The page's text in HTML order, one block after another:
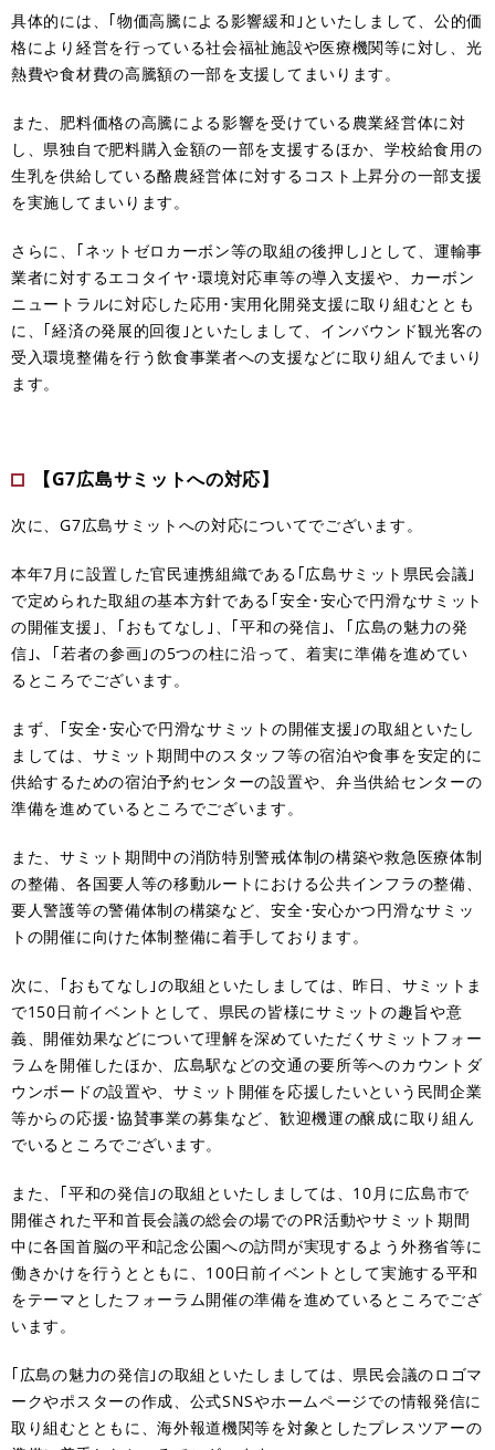
具体的には、｢物価高騰による影響緩和｣といたしまして、公的価
格により経営を行っている社会福祉施設や医療機関等に対し、光
熱費や食材費の高騰額の一部を支援してまいります。
また、肥料価格の高騰による影響を受けている農業経営体に対
し、県独自で肥料購入金額の一部を支援するほか、学校給食用の
生乳を供給している酪農経営体に対するコスト上昇分の一部支援
を実施してまいります。
さらに、｢ネットゼロカーボン等の取組の後押し｣として、運輸事
業者に対するエコタイヤ･環境対応車等の導入支援や、カーボン
ニュートラルに対応した応用･実用化開発支援に取り組むととも
に、｢経済の発展的回復｣といたしまして、インバウンド観光客の
受入環境整備を行う飲食事業者への支援などに取り組んでまいり
ます。
【G7広島サミットへの対応】
次に、G7広島サミットへの対応についてでございます。
本年7月に設置した官民連携組織である｢広島サミット県民会議｣
で定められた取組の基本方針である｢安全･安心で円滑なサミット
の開催支援｣、｢おもてなし｣、｢平和の発信｣、｢広島の魅力の発
信｣、｢若者の参画｣の5つの柱に沿って、着実に準備を進めてい
るところでございます。
まず、｢安全･安心で円滑なサミットの開催支援｣の取組といたし
ましては、サミット期間中のスタッフ等の宿泊や食事を安定的に
供給するための宿泊予約センターの設置や、弁当供給センターの
準備を進めているところでございます。
また、サミット期間中の消防特別警戒体制の構築や救急医療体制
の整備、各国要人等の移動ルートにおける公共インフラの整備、
要人警護等の警備体制の構築など、安全･安心かつ円滑なサミッ
トの開催に向けた体制整備に着手しております。
次に、｢おもてなし｣の取組といたしましては、昨日、サミットま
で150日前イベントとして、県民の皆様にサミットの趣旨や意
義、開催効果などについて理解を深めていただくサミットフォー
ラムを開催したほか、広島駅などの交通の要所等へのカウントダ
ウンボードの設置や、サミット開催を応援したいという民間企業
等からの応援･協賛事業の募集など、歓迎機運の醸成に取り組ん
でいるところでございます。
また、｢平和の発信｣の取組といたしましては、10月に広島市で
開催された平和首長会議の総会の場でのPR活動やサミット期間
中に各国首脳の平和記念公園への訪問が実現するよう外務省等に
働きかけを行うとともに、100日前イベントとして実施する平和
をテーマとしたフォーラム開催の準備を進めているところでござ
います。
｢広島の魅力の発信｣の取組といたしましては、県民会議のロゴマ
ークやポスターの作成、公式SNSやホームページでの情報発信に
取り組むとともに、海外報道機関等を対象としたプレスツアーの